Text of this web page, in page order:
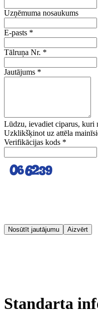
Uzņēmuma nosaukums
E-pasts *
Tālruņa Nr. *
Jautājums *
Lūdzu, ievadiet ciparus, kuri
Uzklikšķinot uz attēla
Verifikācijas kods *
Nosūtīt jautājumu Aizvērt
Standarta